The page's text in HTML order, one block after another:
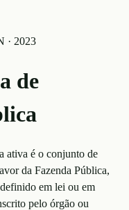
· 2023
de
ativa é o conjunto de
da Fazenda Pública,
em lei ou em
pelo órgão ou